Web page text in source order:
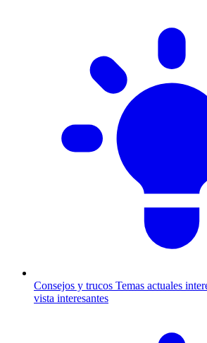
Consejos y trucos Temas actuales
vista interesantes